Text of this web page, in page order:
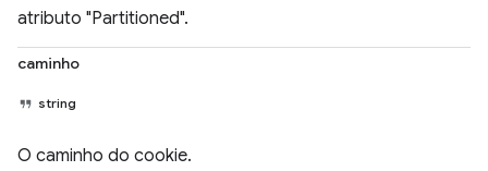
atributo "Partitioned".
caminho
string
O caminho do cookie.